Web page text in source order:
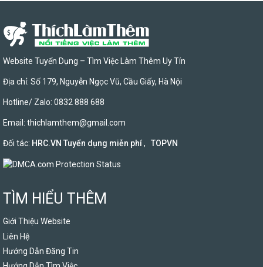
Website Tuyển Dụng – Tìm Việc Làm Thêm Uy Tín
Địa chỉ: Số 179, Nguyễn Ngọc Vũ, Cầu Giấy, Hà Nội
Hotline/ Zalo: 0832 888 688
Email: thichlamthem@gmail.com
Đối tác: HRC.VN Tuyển dụng miễn phí, TOPVN
TÌM HIỂU THÊM
Giới Thiệu Website
Liên Hệ
Hướng Dẫn Đăng Tin